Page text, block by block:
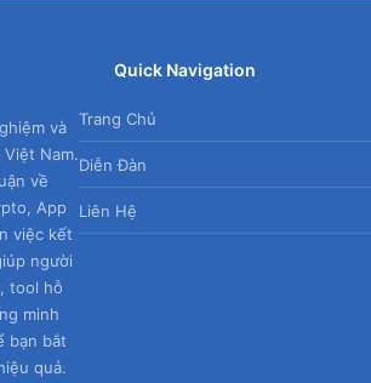
và
Nam.
về
App
việc kết
người
tool hỗ
minh
bạn bắt
quả.
Quick Navigation
Trang Chủ
Diễn Đàn
Liên Hệ